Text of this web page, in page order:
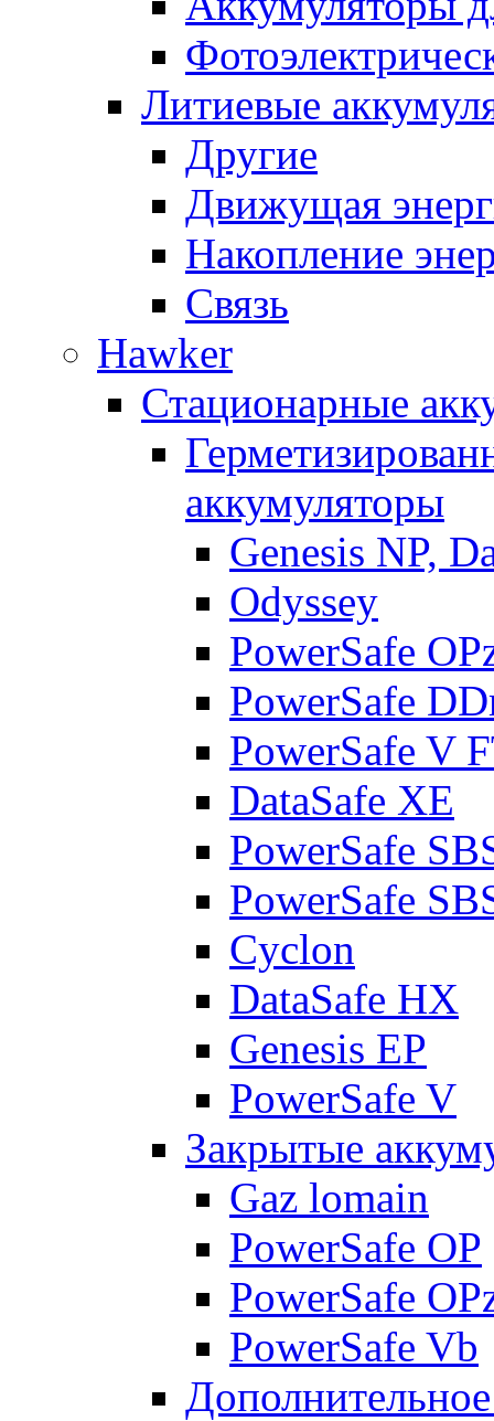
Литиевые
Другие
Движущая
Накопление
Связь
Hawker
Стационарные
аккумуляторы
Genesis NP,
Odyssey
PowerSafe
PowerSafe
PowerSafe V
DataSafe XE
PowerSafe
PowerSafe
Cyclon
DataSafe HX
Genesis EP
PowerSafe V
Закрытые
Gaz lomain
PowerSafe OP
PowerSafe
PowerSafe Vb